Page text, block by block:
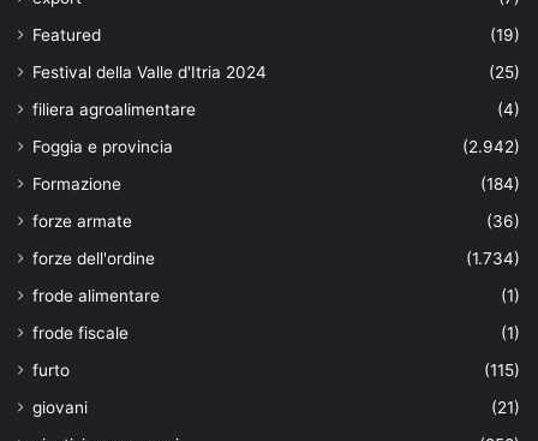
Featured
(19)
Festival della Valle d'Itria 2024
(25)
filiera agroalimentare
(4)
Foggia e provincia
(2.942)
Formazione
(184)
forze armate
(36)
forze dell'ordine
(1.734)
frode alimentare
(1)
frode fiscale
(1)
furto
(115)
giovani
(21)